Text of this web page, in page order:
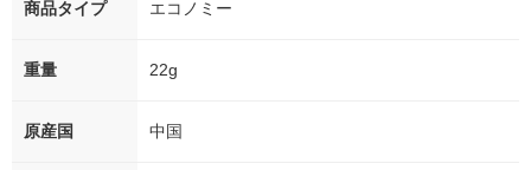
商品タイプ エコノミー
重量 22g
原産国 中国